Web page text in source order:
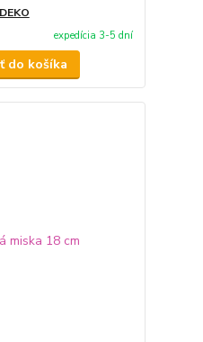
expedícia 3-5 dní
do košíka